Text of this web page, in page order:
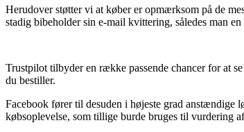
Herudover støtter vi at køber er opmærksom på de
stadig bibeholder sin e-mail kvittering, således man
Trustpilot tilbyder en række passende chancer for at
du bestiller.
Facebook fører til desuden i højeste grad anstændige
købsoplevelse, som tillige burde bruges til vurdering